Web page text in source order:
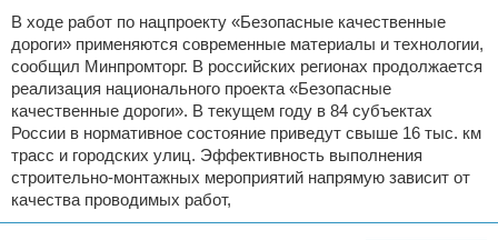
В ходе работ по нацпроекту «Безопасные качественные
дороги» применяются современные материалы и технологии,
сообщил Минпромторг. В российских регионах продолжается
реализация национального проекта «Безопасные
качественные дороги». В текущем году в 84 субъектах
России в нормативное состояние приведут свыше 16 тыс. км
трасс и городских улиц. Эффективность выполнения
строительно-монтажных мероприятий напрямую зависит от
качества проводимых работ,